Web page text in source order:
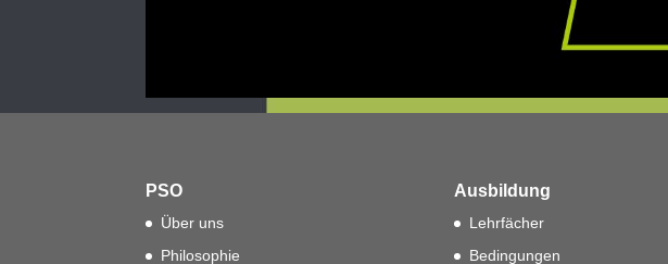
PSO
Über uns
Philosophie
Ausbildung
Lehrfächer
Bedingungen